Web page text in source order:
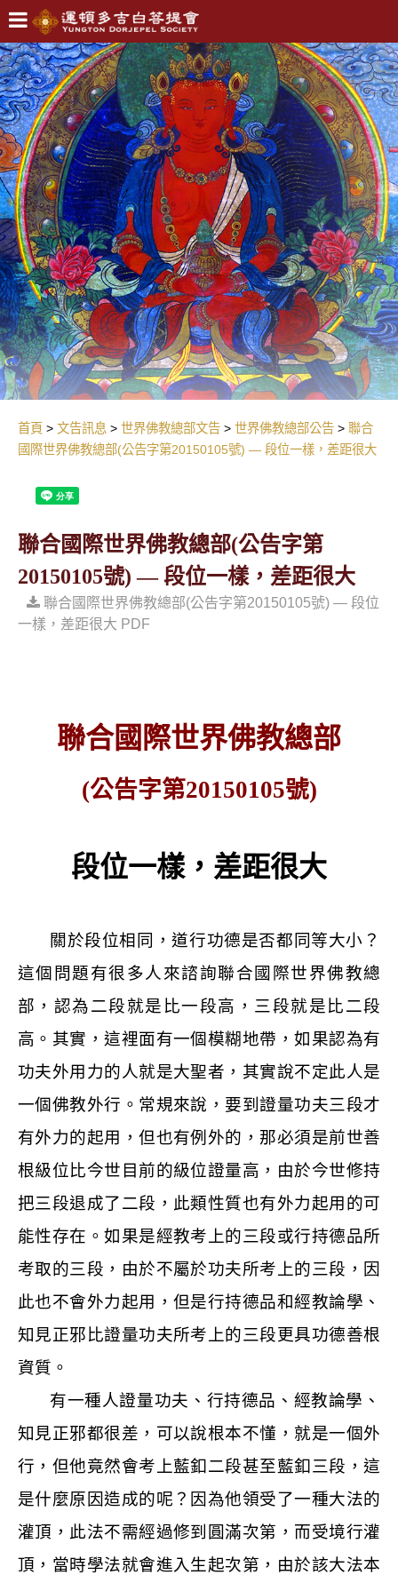
首頁 文告訊息 世界佛教總部文告 世界佛教總部公告
聯合
國際世界佛教總部(公告字第20150105號) — 段位一樣，差距很大
聯合國際世界佛教總部(公告字第
20150105號) — 段位一樣，差距很大
聯合國際世界佛教總部(公告字第20150105號) — 段位
一樣，差距很大 PDF
聯合國際世界佛教總部
(公告字第20150105號)
段位一樣，差距很大
關於段位相同，道行功德是否都同等大小？
這個問題有很多人來諮詢聯合國際世界佛教總
部，認為二段就是比一段高，三段就是比二段
高。其實，這裡面有一個模糊地帶，如果認為有
功夫外用力的人就是大聖者，其實說不定此人是
一個佛教外行。常規來說，要到證量功夫三段才
有外力的起用，但也有例外的，那必須是前世善
根級位比今世目前的級位證量高，由於今世修持
把三段退成了二段，此類性質也有外力起用的可
能性存在。如果是經教考上的三段或行持德品所
考取的三段，由於不屬於功夫所考上的三段，因
此也不會外力起用，但是行持德品和經教論學、
知見正邪比證量功夫所考上的三段更具功德善根
資質。
有一種人證量功夫、行持德品、經教論學、
知見正邪都很差，可以說根本不懂，就是一個外
行，但他竟然會考上藍釦二段甚至藍釦三段，這
是什麼原因造成的呢？因為他領受了一種大法的
灌頂，此法不需經過修到圓滿次第，而受境行灌
頂，當時學法就會進入生起次第，由於該大法本